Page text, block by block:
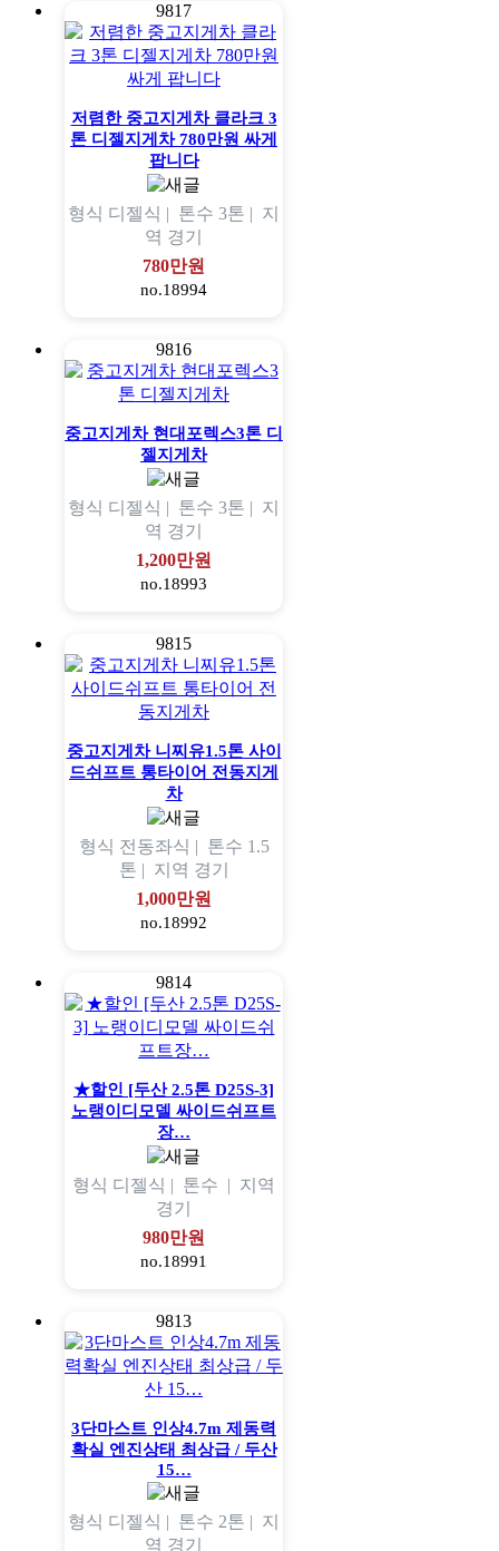
9817
저렴한 중고지게차 클라크 3
톤 디젤지게차 780만원 싸게
팝니다
형식 디젤식 | 톤수 3톤 | 지
역 경기
780만원
no.18994
9816
중고지게차 현대포렉스3톤 디
젤지게차
형식 디젤식 | 톤수 3톤 | 지
역 경기
1,200만원
no.18993
9815
중고지게차 니찌유1.5톤 사이
드쉬프트 통타이어 전동지게
차
형식 전동좌식 | 톤수 1.5
톤 | 지역 경기
1,000만원
no.18992
9814
★할인 [두산 2.5톤 D25S-3]
노랭이디모델 싸이드쉬프트
장…
형식 디젤식 | 톤수 | 지역
경기
980만원
no.18991
9813
3단마스트 인상4.7m 제동력
확실 엔진상태 최상급 / 두산
15…
형식 디젤식 | 톤수 2톤 | 지
역 경기